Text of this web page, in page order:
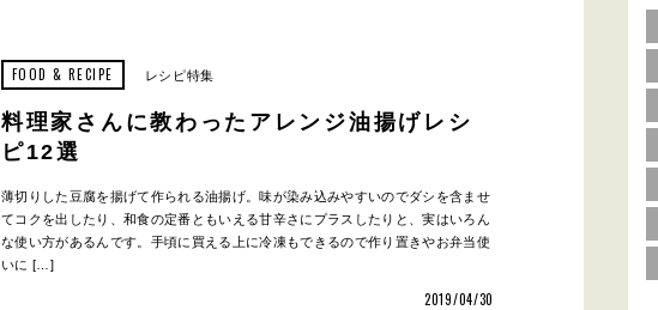
FOOD & RECIPE レシピ特集
料理家さんに教わったアレンジ油揚げレシ
ピ12選
薄切りした豆腐を揚げて作られる油揚げ。味が染み込みやすいのでダシを含ませ
てコクを出したり、和食の定番ともいえる甘辛さにプラスしたりと、実はいろん
な使い方があるんです。手頃に買える上に冷凍もできるので作り置きやお弁当使
いに […]
2019/04/30